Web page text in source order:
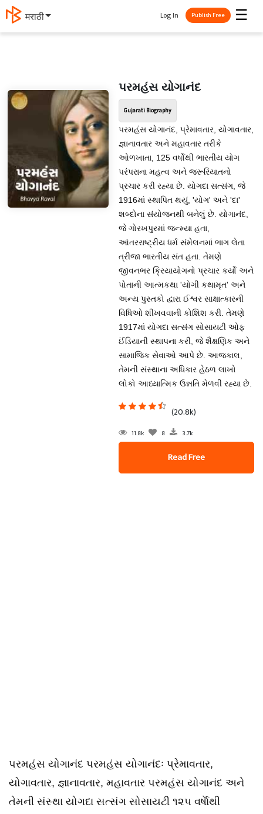
मराठी ☰
Log In Publish Free
પરમહંસ યોગાનંદ
Gujarati Biography
પરમહંસ યોગાનંદ, પ્રેમાવતાર, યોગાવતાર,
જ્ઞાનાવતાર અને મહાવતાર તરીકે
ઓળખાતા, 125 વર્ષોથી ભારતીય યોગ
પરંપરાના મહત્વ અને જરૂરિયાતનો
પ્રચાર કરી રહ્યા છે. યોગદા સત્સંગ, જે
1916માં સ્થાપિત થયું, 'યોગ' અને 'દા'
શબ્દોના સંયોજનથી બનેલું છે. યોગાનંદ,
જે ગોરખપુરમાં જન્મ્યા હતા,
આંતરરાષ્ટ્રીય ધર્મ સંમેલનમાં ભાગ લેતા
ત્રીજા ભારતીય સંત હતા. તેમણે
જીવનભર ક્રિયાયોગનો પ્રચાર કર્યો અને
પોતાની આત્મકથા 'યોગી કથામૃત' અને
અન્ય પુસ્તકો દ્વારા ઈશ્વર સાક્ષાત્કારની
વિધિઓ શીખવવાની કોશિશ કરી. તેમણે
1917માં યોગદા સત્સંગ સોસાયટી ઓફ
ઈંડિયાની સ્થાપના કરી, જે શૈક્ષણિક અને
સામાજિક સેવાઓ આપે છે. આજકાલ,
તેમની સંસ્થાના અધિકાર હેઠળ લાખો
લોકો આધ્યાત્મિક ઉન્નતિ મેળવી રહ્યા છે.
(20.8k)
11.8k 8 3.7k
Read Free
પરમહંસ યોગાનંદ પરમહંસ યોગાનંદઃ પ્રેમાવતાર,
યોગાવતાર, જ્ઞાનાવતાર, મહાવતાર પરમહંસ યોગાનંદ અને
તેમની સંસ્થા યોગદા સત્સંગ સોસાયટી ૧૨૫ વર્ષાેથી